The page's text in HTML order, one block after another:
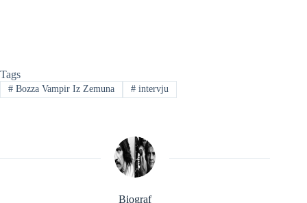
Tags
#Bozza Vampir Iz Zemuna #intervju
Biograf